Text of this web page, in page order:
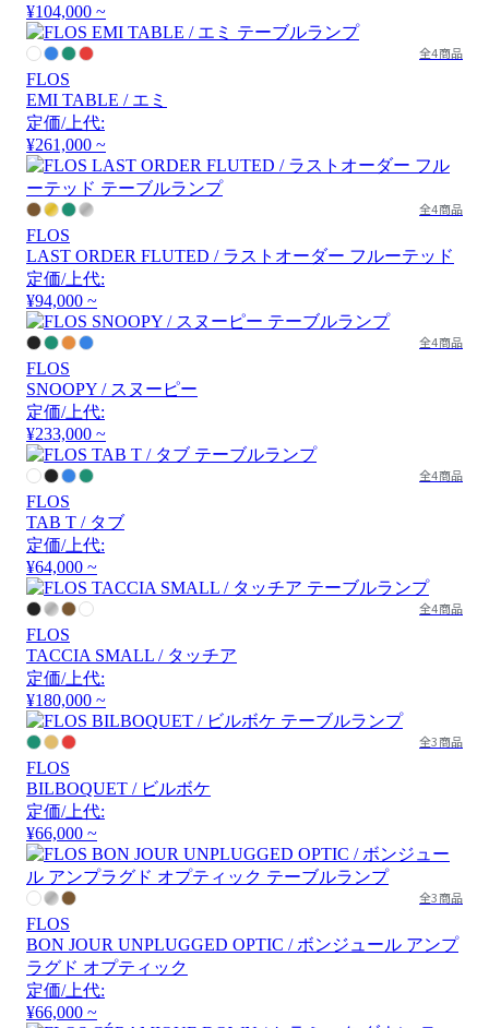
¥104,000 ~
全4商品
FLOS
EMI TABLE / エミ
定価/上代:
¥261,000 ~
全4商品
FLOS
LAST ORDER FLUTED / ラストオーダー フルーテッド
定価/上代:
¥94,000 ~
全4商品
FLOS
SNOOPY / スヌーピー
定価/上代:
¥233,000 ~
全4商品
FLOS
TAB T / タブ
定価/上代:
¥64,000 ~
全4商品
FLOS
TACCIA SMALL / タッチア
定価/上代:
¥180,000 ~
全3商品
FLOS
BILBOQUET / ビルボケ
定価/上代:
¥66,000 ~
全3商品
FLOS
BON JOUR UNPLUGGED OPTIC / ボンジュール アンプ
ラグド オプティック
定価/上代:
¥66,000 ~